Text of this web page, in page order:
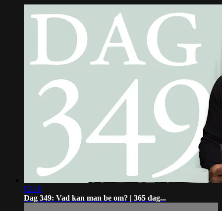
02:10
Dag 349: Vad kan man be om? | 365 dag...